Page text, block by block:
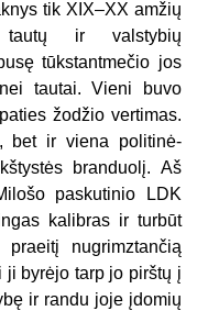
tik XIX–XX amžių
tautų ir valstybių
tūkstantmečio jos
tautai. Vieni buvo
žodžio vertimas.
bet ir viena politinė-
branduolį. Aš
paskutinio LDK
kalibras ir turbūt
nugrimztančią
ji byrėjo tarp jo pirštų į
ir randu joje įdomių